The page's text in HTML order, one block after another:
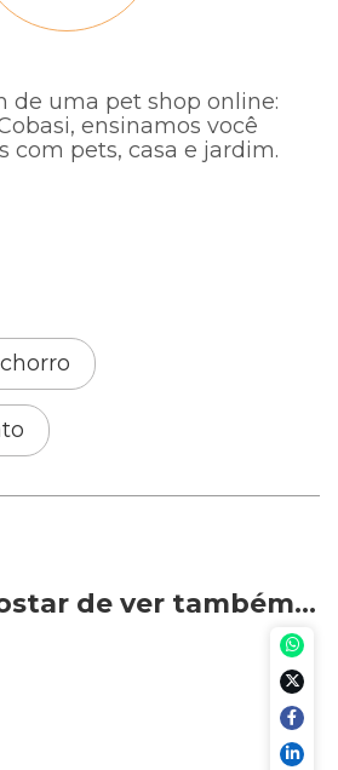
de uma pet shop online:
ensinamos você
com pets, casa e jardim.
de ver também…